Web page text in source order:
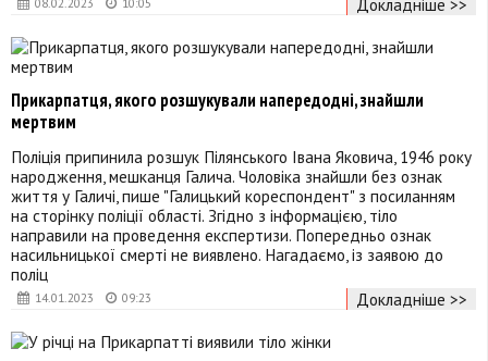
Докладніше >>
14.01.2023 09:23
Прикарпатця, якого розшукували напередодні, знайшли
мертвим
Поліція припинила розшук Пілянського Івана Яковича, 1946 року
народження, мешканця Галича. Чоловіка знайшли без ознак
життя у Галичі, пише "Галицький кореспондент" з посиланням
на сторінку поліції області. Згідно з інформацією, тіло
направили на проведення експертизи. Попередньо ознак
насильницької смерті не виявлено. Нагадаємо, із заявою до
поліц
Докладніше >>